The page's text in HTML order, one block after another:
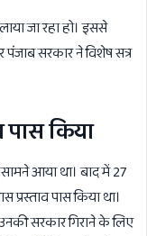
जा रहा हो। इससे
सरकार ने विशेष सत्र
पास किया
आया था। बाद में 27
पास किया था।
सरकार गिराने के लिए